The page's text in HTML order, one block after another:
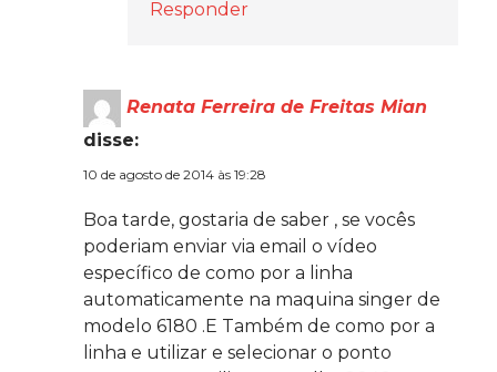
Responder
Renata Ferreira de Freitas Mian
disse:
10 de agosto de 2014 às 19:28
Boa tarde, gostaria de saber , se vocês
poderiam enviar via email o vídeo
específico de como por a linha
automaticamente na maquina singer de
modelo 6180 .E Também de como por a
linha e utilizar e selecionar o ponto